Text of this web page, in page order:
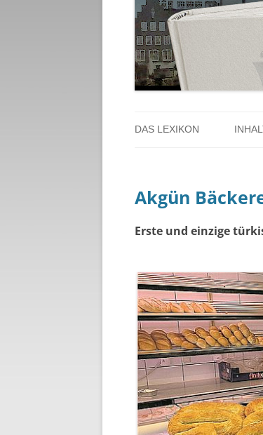
DAS LEXIKON
ÜBER DAS PROJEKT
Akgün
Erste und einzige